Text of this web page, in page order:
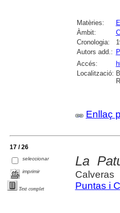
Matèries:
Àmbit:
Cronologia:
Autors add.:
Accés:
Localització:
Enllaç
17 / 26
seleccionar
imprimir
Text complet
La
Calveras
Puntas i